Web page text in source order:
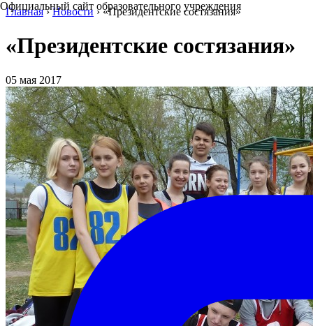
Официальный сайт образовательного учреждения
Главная › Новости › «Президентские состязания»
«Президентские состязания»
05 мая 2017